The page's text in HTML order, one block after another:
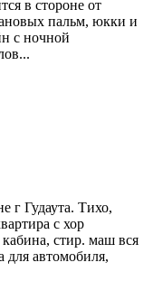
в стороне от
пальм, юкки и
с ночной
г Гудаута. Тихо,
с хор
стир. маш вся
для автомобиля,